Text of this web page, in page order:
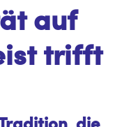
auf
trifft